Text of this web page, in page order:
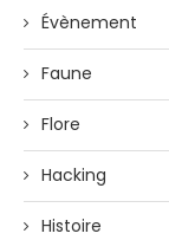
Évènement
Faune
Flore
Hacking
Histoire